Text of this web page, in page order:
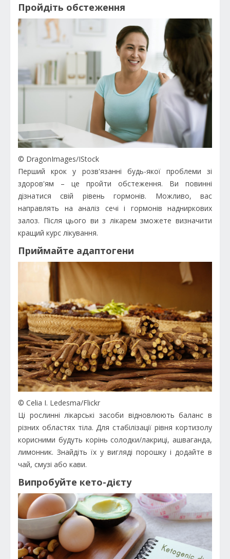
Пройдіть обстеження
© DragonImages/IStock
Перший крок у розв'язанні будь-якої проблеми зі
здоров'ям – це пройти обстеження. Ви повинні
дізнатися свій рівень гормонів. Можливо, вас
направлять на аналіз сечі і гормонів надниркових
залоз. Після цього ви з лікарем зможете визначити
кращий курс лікування.
Приймайте адаптогени
© Celia I. Ledesma/Flickr
Ці рослинні лікарські засоби відновлюють баланс в
різних областях тіла. Для стабілізації рівня кортизолу
корисними будуть корінь солодки/лакриці, ашваганда,
лимонник. Знайдіть їх у вигляді порошку і додайте в
чай, смузі або кави.
Випробуйте кето-дієту